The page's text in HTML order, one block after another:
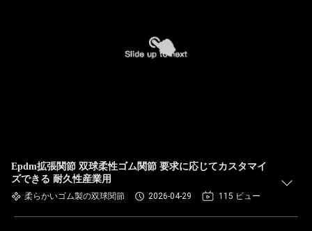
Epdm拡張関節 双球柔性ゴム関節 要求に応じてカスタマイ
ズできる 耐久性産業用
柔らかいゴム製の双球関節 2026-04-29 115 ビュー